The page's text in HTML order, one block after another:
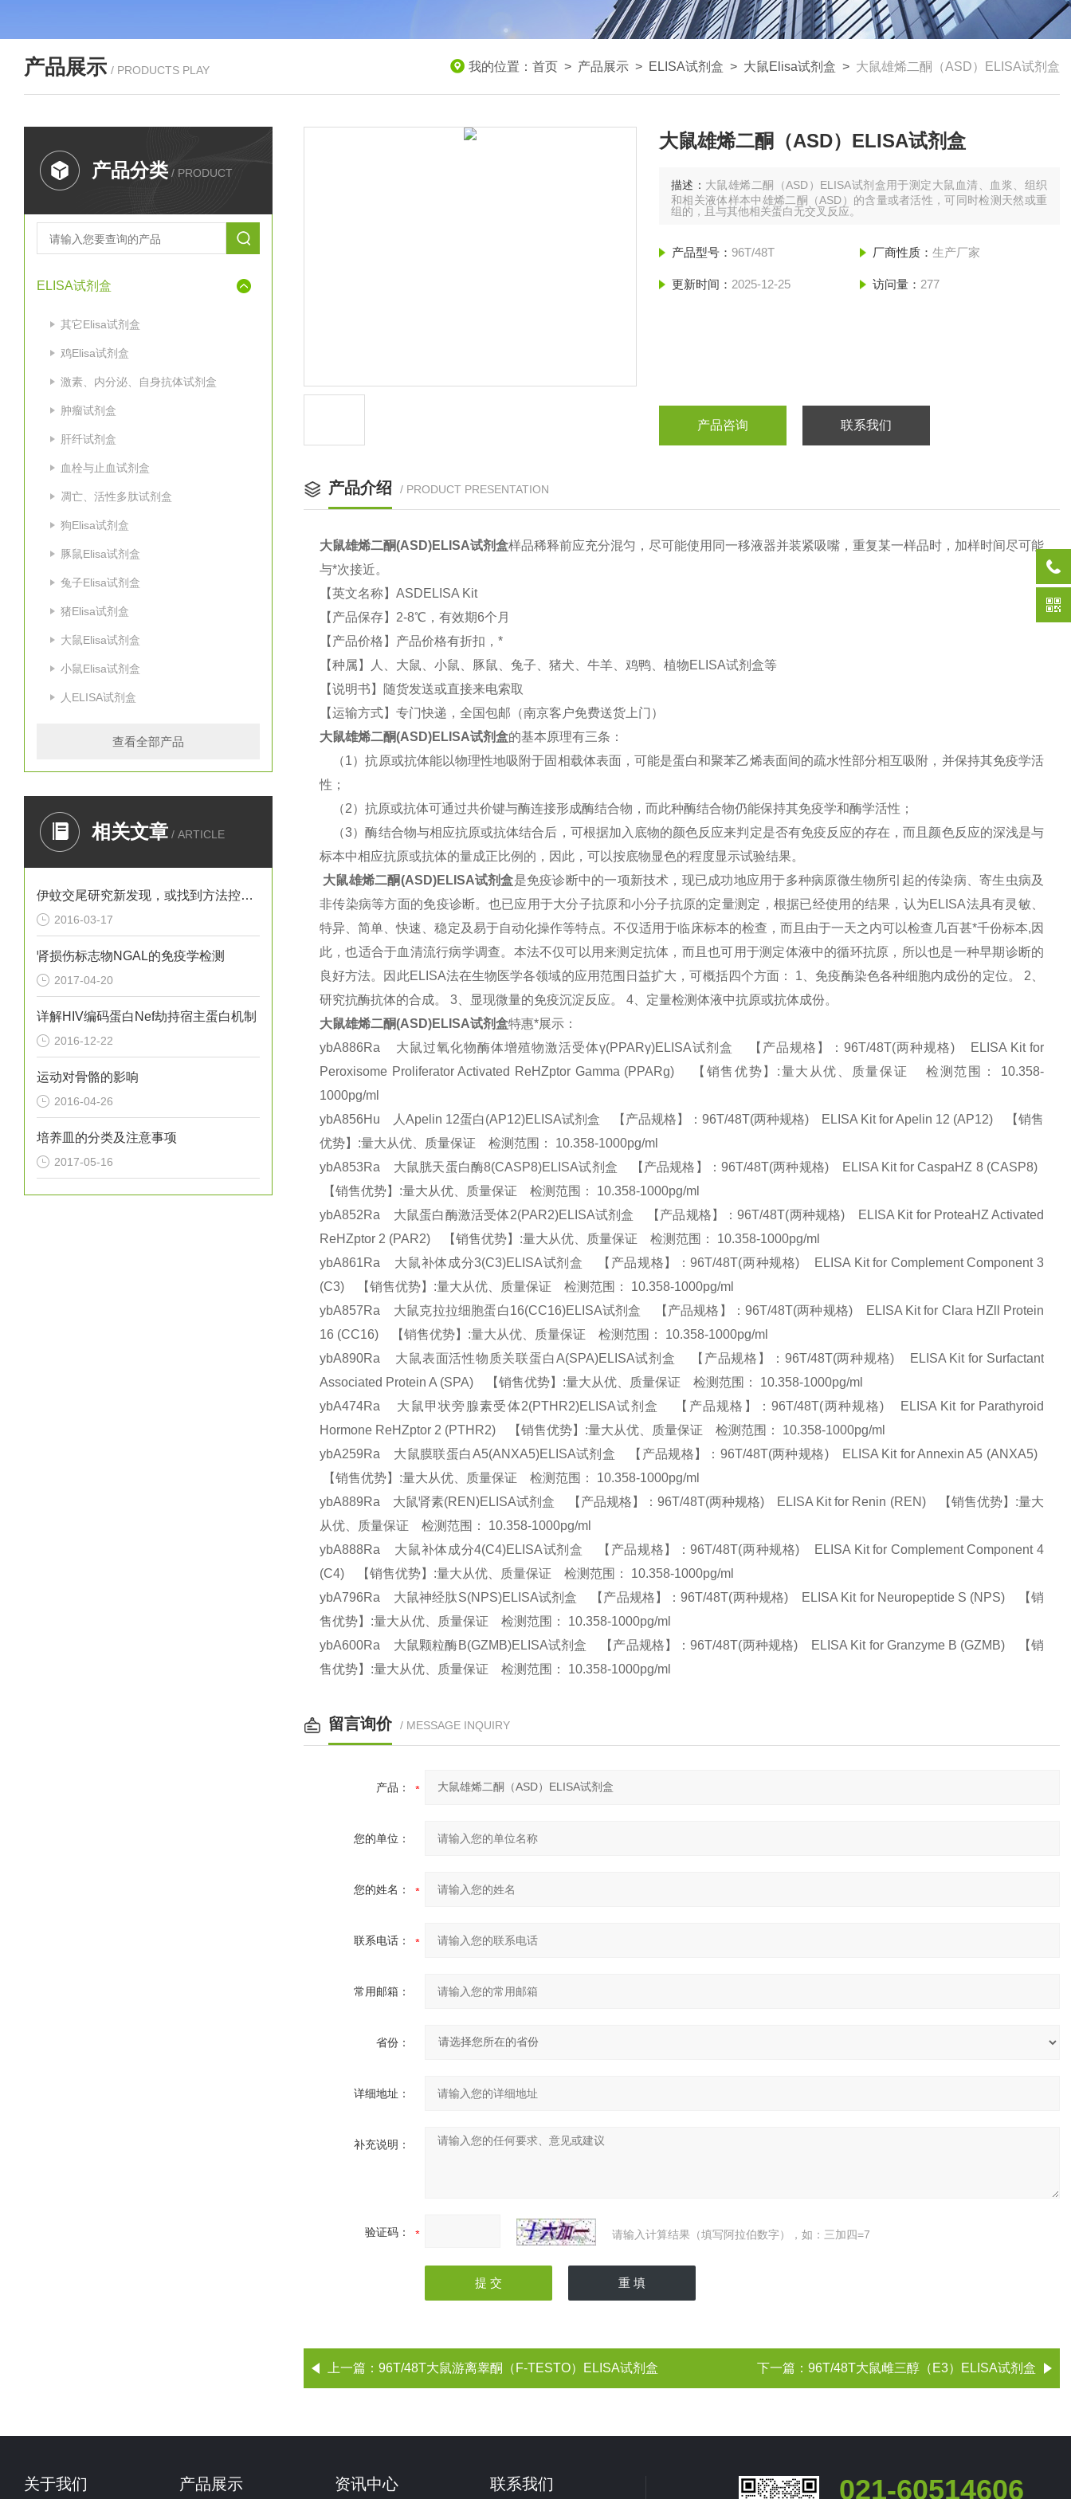
产品展示 / PRODUCTS PLAY 我的位置： 首页 > 产品展示 > ELISA试剂盒 > 大鼠Elisa试剂盒 > 大鼠雄烯二酮（ASD）ELISA试剂盒
产品分类 / PRODUCT
ELISA试剂盒
其它Elisa试剂盒
鸡Elisa试剂盒
激素、内分泌、自身抗体试剂盒
肿瘤试剂盒
肝纤试剂盒
血栓与止血试剂盒
凋亡、活性多肽试剂盒
狗Elisa试剂盒
豚鼠Elisa试剂盒
兔子Elisa试剂盒
猪Elisa试剂盒
大鼠Elisa试剂盒
小鼠Elisa试剂盒
人ELISA试剂盒
查看全部产品
相关文章 / ARTICLE
伊蚊交尾研究新发现，或找到方法控制寨卡病毒
2016-03-17
肾损伤标志物NGAL的免疫学检测
2017-04-20
详解HIV编码蛋白Nef劫持宿主蛋白机制
2016-12-22
运动对骨骼的影响
2016-04-26
培养皿的分类及注意事项
2017-05-16
大鼠雄烯二酮（ASD）ELISA试剂盒
描述： 大鼠雄烯二酮（ASD）ELISA试剂盒用于测定大鼠血清、血浆、组织
和相关液体样本中雄烯二酮（ASD）的含量或者活性，可同时检测天然或重
组的，且与其他相关蛋白无交叉反应。
产品型号： 96T/48T 厂商性质： 生产厂家
更新时间： 2025-12-25 访问量： 277
产品咨询 联系我们
产品介绍 / PRODUCT PRESENTATION
大鼠雄烯二酮(ASD)ELISA试剂盒样品稀释前应充分混匀，尽可能使用同一移液器并装紧吸嘴，重复某一样品时，加样时间尽可能
与*次接近。
【英文名称】 ASDELISA Kit
【产品保存】2-8℃，有效期6个月
【产品价格】产品价格有折扣，*
【种属】人、大鼠、小鼠、豚鼠、兔子、猪犬、牛羊、鸡鸭、植物ELISA试剂盒等
【说明书】随货发送或直接来电索取
【运输方式】专门快递，全国包邮（南京客户免费送货上门）
大鼠雄烯二酮(ASD)ELISA试剂盒的基本原理有三条：
（1）抗原或抗体能以物理性地吸附于固相载体表面，可能是蛋白和聚苯乙烯表面间的疏水性部分相互吸附，并保持其免疫学活
性；
（2）抗原或抗体可通过共价键与酶连接形成酶结合物，而此种酶结合物仍能保持其免疫学和酶学活性；
（3）酶结合物与相应抗原或抗体结合后，可根据加入底物的颜色反应来判定是否有免疫反应的存在，而且颜色反应的深浅是与
标本中相应抗原或抗体的量成正比例的，因此，可以按底物显色的程度显示试验结果。
大鼠雄烯二酮(ASD)ELISA试剂盒是免疫诊断中的一项新技术，现已成功地应用于多种病原微生物所引起的传染病、寄生虫病及
非传染病等方面的免疫诊断。也已应用于大分子抗原和小分子抗原的定量测定，根据已经使用的结果，认为ELISA法具有灵敏、
特异、简单、快速、稳定及易于自动化操作等特点。不仅适用于临床标本的检查，而且由于一天之内可以检查几百甚*千份标本,因
此，也适合于血清流行病学调查。本法不仅可以用来测定抗体，而且也可用于测定体液中的循环抗原，所以也是一种早期诊断的
良好方法。因此ELISA法在生物医学各领域的应用范围日益扩大，可概括四个方面： 1、免疫酶染色各种细胞内成份的定位。 2、
研究抗酶抗体的合成。 3、显现微量的免疫沉淀反应。 4、定量检测体液中抗原或抗体成份。
大鼠雄烯二酮(ASD)ELISA试剂盒特惠*展示：
ybA886Ra 大鼠过氧化物酶体增殖物激活受体γ(PPARγ)ELISA试剂盒 【产品规格】：96T/48T(两种规格) ELISA Kit for
Peroxisome Proliferator Activated ReHZptor Gamma (PPARg) 【销售优势】:量大从优、质量保证 检测范围： 10.358-
1000pg/ml
ybA856Hu 人Apelin 12蛋白(AP12)ELISA试剂盒 【产品规格】：96T/48T(两种规格) ELISA Kit for Apelin 12 (AP12) 【销售
优势】:量大从优、质量保证 检测范围： 10.358-1000pg/ml
ybA853Ra 大鼠胱天蛋白酶8(CASP8)ELISA试剂盒 【产品规格】：96T/48T(两种规格) ELISA Kit for CaspaHZ 8 (CASP8)
【销售优势】:量大从优、质量保证 检测范围： 10.358-1000pg/ml
ybA852Ra 大鼠蛋白酶激活受体2(PAR2)ELISA试剂盒 【产品规格】：96T/48T(两种规格) ELISA Kit for ProteaHZ Activated
ReHZptor 2 (PAR2) 【销售优势】:量大从优、质量保证 检测范围： 10.358-1000pg/ml
ybA861Ra 大鼠补体成分3(C3)ELISA试剂盒 【产品规格】：96T/48T(两种规格) ELISA Kit for Complement Component 3
(C3) 【销售优势】:量大从优、质量保证 检测范围： 10.358-1000pg/ml
ybA857Ra 大鼠克拉拉细胞蛋白16(CC16)ELISA试剂盒 【产品规格】：96T/48T(两种规格) ELISA Kit for Clara HZll Protein
16 (CC16) 【销售优势】:量大从优、质量保证 检测范围： 10.358-1000pg/ml
ybA890Ra 大鼠表面活性物质关联蛋白A(SPA)ELISA试剂盒 【产品规格】：96T/48T(两种规格) ELISA Kit for Surfactant
Associated Protein A (SPA) 【销售优势】:量大从优、质量保证 检测范围： 10.358-1000pg/ml
ybA474Ra 大鼠甲状旁腺素受体2(PTHR2)ELISA试剂盒 【产品规格】：96T/48T(两种规格) ELISA Kit for Parathyroid
Hormone ReHZptor 2 (PTHR2) 【销售优势】:量大从优、质量保证 检测范围： 10.358-1000pg/ml
ybA259Ra 大鼠膜联蛋白A5(ANXA5)ELISA试剂盒 【产品规格】：96T/48T(两种规格) ELISA Kit for Annexin A5 (ANXA5)
【销售优势】:量大从优、质量保证 检测范围： 10.358-1000pg/ml
ybA889Ra 大鼠肾素(REN)ELISA试剂盒 【产品规格】：96T/48T(两种规格) ELISA Kit for Renin (REN) 【销售优势】:量大
从优、质量保证 检测范围： 10.358-1000pg/ml
ybA888Ra 大鼠补体成分4(C4)ELISA试剂盒 【产品规格】：96T/48T(两种规格) ELISA Kit for Complement Component 4
(C4) 【销售优势】:量大从优、质量保证 检测范围： 10.358-1000pg/ml
ybA796Ra 大鼠神经肽S(NPS)ELISA试剂盒 【产品规格】：96T/48T(两种规格) ELISA Kit for Neuropeptide S (NPS) 【销
售优势】:量大从优、质量保证 检测范围： 10.358-1000pg/ml
ybA600Ra 大鼠颗粒酶B(GZMB)ELISA试剂盒 【产品规格】：96T/48T(两种规格) ELISA Kit for Granzyme B (GZMB) 【销
售优势】:量大从优、质量保证 检测范围： 10.358-1000pg/ml
留言询价 / MESSAGE INQUIRY
产品：
您的单位：
您的姓名：
联系电话：
常用邮箱：
省份：
详细地址：
补充说明：
验证码： 请输入计算结果（填写阿拉伯数字），如：三加四=7
上一篇： 96T/48T大鼠游离睾酮（F-TESTO）ELISA试剂盒 下一篇： 96T/48T大鼠雌三醇（E3）ELISA试剂盒
关于我们 产品展示 资讯中心 联系我们 021-60514606